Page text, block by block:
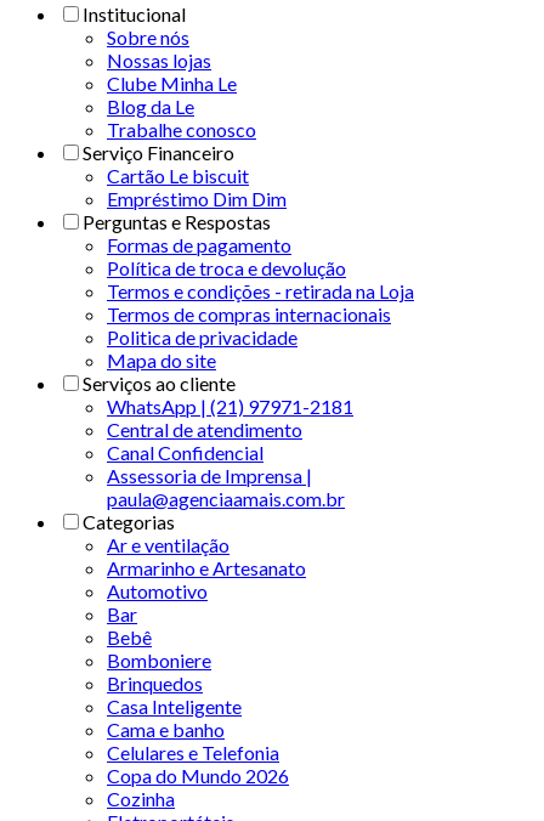
Institucional
Sobre nós
Nossas lojas
Clube Minha Le
Blog da Le
Trabalhe conosco
Serviço Financeiro
Cartão Le biscuit
Empréstimo Dim Dim
Perguntas e Respostas
Formas de pagamento
Política de troca e devolução
Termos e condições - retirada na Loja
Termos de compras internacionais
Politica de privacidade
Mapa do site
Serviços ao cliente
WhatsApp | (21) 97971-2181
Central de atendimento
Canal Confidencial
Assessoria de Imprensa |
paula@agenciaamais.com.br
Categorias
Ar e ventilação
Armarinho e Artesanato
Automotivo
Bar
Bebê
Bomboniere
Brinquedos
Casa Inteligente
Cama e banho
Celulares e Telefonia
Copa do Mundo 2026
Cozinha